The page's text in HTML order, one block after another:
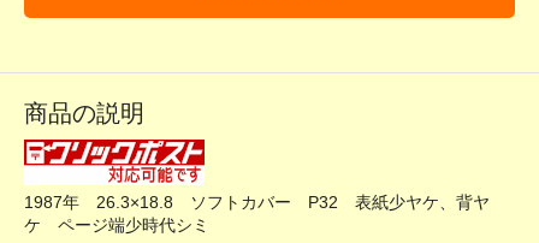
商品の説明
1987年 26.3×18.8 ソフトカバー P32 表紙少ヤケ、背ヤ
ケ ページ端少時代シミ